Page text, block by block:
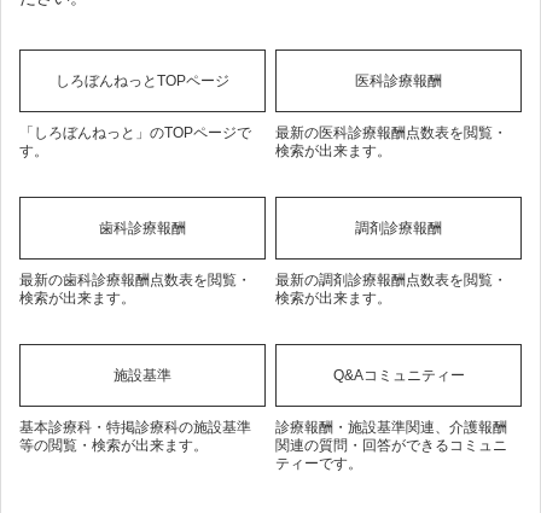
しろぼんねっとTOPページ
「しろぼんねっと」のTOPページで
す。
医科診療報酬
最新の医科診療報酬点数表を閲覧・
検索が出来ます。
歯科診療報酬
最新の歯科診療報酬点数表を閲覧・
検索が出来ます。
調剤診療報酬
最新の調剤診療報酬点数表を閲覧・
検索が出来ます。
施設基準
基本診療科・特掲診療科の施設基準
等の閲覧・検索が出来ます。
Q&Aコミュニティー
診療報酬・施設基準関連、介護報酬
関連の質問・回答ができるコミュニ
ティーです。